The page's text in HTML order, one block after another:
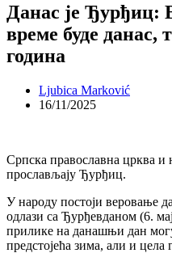
Данас је Ђурђиц:
време буде данас,
година
Ljubica Marković
16/11/2025
Српска православна црква
прослављају Ђурђиц.
У народу постоји веровање
одлази са Ђурђевданом (6.
прилике на данашњи дан
предстојећа зима, али и цела